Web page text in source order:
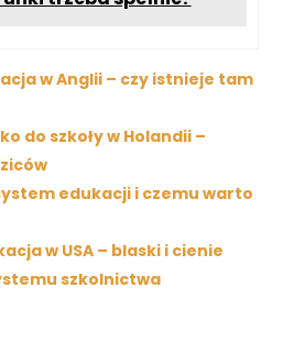
w Anglii – czy istnieje tam
do szkoły w Holandii –
edukacji i czemu warto
w USA – blaski i cienie
szkolnictwa